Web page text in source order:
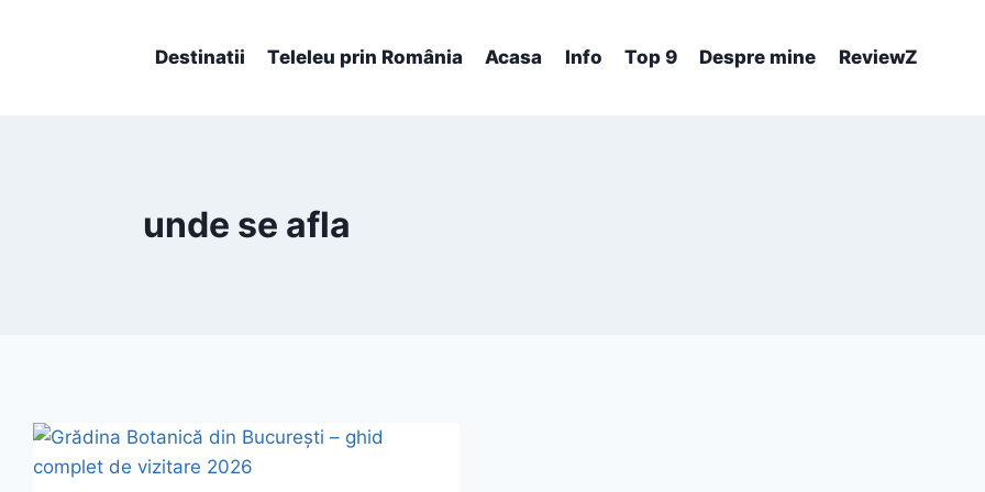
Destinatii Teleleu prin România Acasa Info Top 9 Despre mine ReviewZ
unde se afla